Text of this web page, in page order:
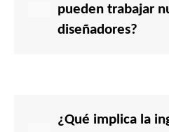
pueden trabajar
diseñadores?
¿Qué implica la